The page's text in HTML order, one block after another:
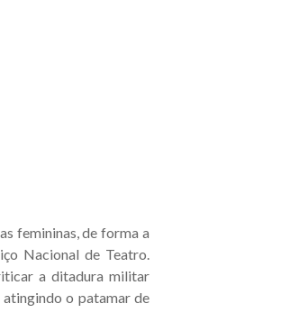
femininas, de forma a
Nacional de Teatro.
a ditadura militar
atingindo o patamar de